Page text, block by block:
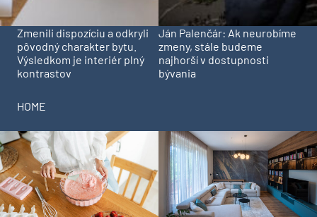
Zmenili dispozíciu a odkryli
pôvodný charakter bytu.
Výsledkom je interiér plný
kontrastov
Ján Palenčár: Ak neurobíme
zmeny, stále budeme
najhorší v dostupnosti
bývania
HOME